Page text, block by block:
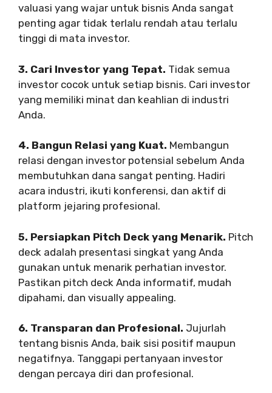
valuasi yang wajar untuk bisnis Anda sangat
penting agar tidak terlalu rendah atau terlalu
tinggi di mata investor.
3. Cari Investor yang Tepat. Tidak semua
investor cocok untuk setiap bisnis. Cari investor
yang memiliki minat dan keahlian di industri
Anda.
4. Bangun Relasi yang Kuat. Membangun
relasi dengan investor potensial sebelum Anda
membutuhkan dana sangat penting. Hadiri
acara industri, ikuti konferensi, dan aktif di
platform jejaring profesional.
5. Persiapkan Pitch Deck yang Menarik. Pitch
deck adalah presentasi singkat yang Anda
gunakan untuk menarik perhatian investor.
Pastikan pitch deck Anda informatif, mudah
dipahami, dan visually appealing.
6. Transparan dan Profesional. Jujurlah
tentang bisnis Anda, baik sisi positif maupun
negatifnya. Tanggapi pertanyaan investor
dengan percaya diri dan profesional.